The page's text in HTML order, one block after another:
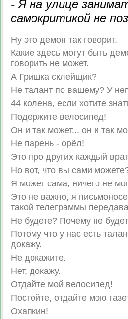
- Я на улице
самокритикой не
Ну это демон так говорит.
Какие здесь могут быть
говорить не может.
А Гришка склейщик?
Не талант по вашему? У
44 колена, если хотите
Подержите велосипед!
Он и так может... он и так
Не парень - орёл!
Это про других каждый
Но вот, что вы сами
Я может сама, ничего не
Это не важно, я
такой телеграммы
Не будете? Почему не
Потому что у нас есть
докажу.
Не докажите.
Нет, докажу.
Отдайте мой велосипед!
Постойте, отдайте мою
Охапкин!